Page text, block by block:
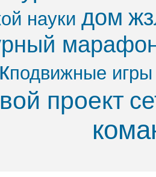
науки дом
подвижные игры
проект